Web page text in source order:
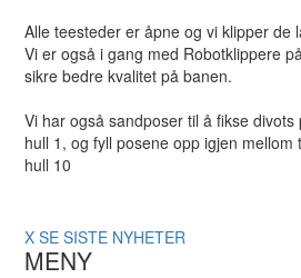
Alle teesteder er åpne og vi klipper de
Vi er også i gang med Robotklippere
sikre bedre kvalitet på banen.
Vi har også sandposer til å fikse
hull 1, og fyll posene opp igjen
hull 10
X SE SISTE NYHETER
MENY